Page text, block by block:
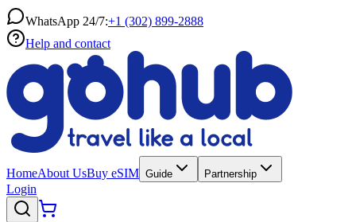
WhatsApp 24/7:+1 (302) 899-2888
Help and contact
HomeAbout UsBuy eSIM Guide Partnership
Login